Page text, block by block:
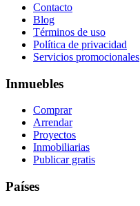
Contacto
Blog
Términos de uso
Política de privacidad
Servicios promocionales
Inmuebles
Comprar
Arrendar
Proyectos
Inmobiliarias
Publicar gratis
Países